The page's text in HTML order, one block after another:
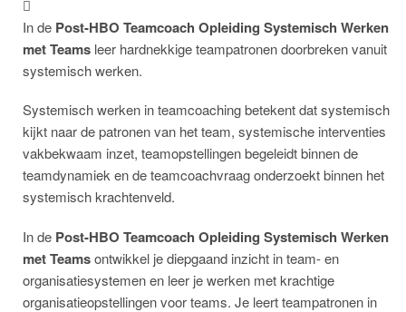
In de Post-HBO Teamcoach Opleiding Systemisch Werken
met Teams leer hardnekkige teampatronen doorbreken vanuit
systemisch werken.
Systemisch werken in teamcoaching betekent dat systemisch
kijkt naar de patronen van het team, systemische interventies
vakbekwaam inzet, teamopstellingen begeleidt binnen de
teamdynamiek en de teamcoachvraag onderzoekt binnen het
systemisch krachtenveld.
In de Post-HBO Teamcoach Opleiding Systemisch Werken
met Teamsontwikkel je diepgaand inzicht in team- en
organisatiesystemen en leer je werken met krachtige
organisatieopstellingen voor teams. Je leert teampatronen in